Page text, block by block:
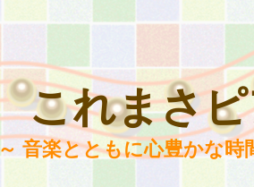
これまさ
～ 音楽とともに心豊かな